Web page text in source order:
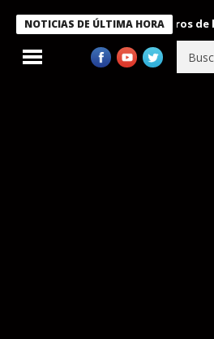
NOTICIAS DE ÚLTIMA HORA
condecora a miembros de la